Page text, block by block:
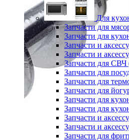
Для
Запчасти для
Запчасти для
Запчасти и
Запчасти и
Запчасти для
Запчасти для
Запчасти для
Запчасти для
Запчасти для
Запчасти для
Запчасти и
Запчасти и
Запчасти для